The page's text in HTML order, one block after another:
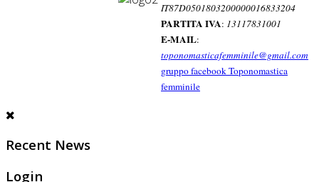
IT87D0501803200000016833204
PARTITA IVA: 13117831001
E-MAIL:
toponomasticafemminile@gmail.com
gruppo facebook Toponomastica
femminile
Recent News
Login